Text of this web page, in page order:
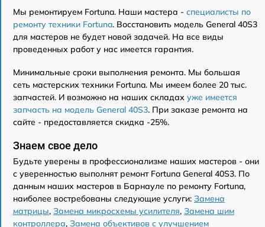
Мы ремонтируем Fortuna. Наши мастера - специалисты по
ремонту техники Fortuna. Восстановить модель General 40S3
для мастеров не будет новой задачей. На все виды
проведенных работ у нас имеется гарантия.
Минимальные сроки выполнения ремонта. Мы большая
сеть мастерских техники Fortuna. Мы имеем более 20 тыс.
запчастей. И возможно на наших складах уже имеется
запчасть на модель General 40S3. При заказе ремонта на
сайте - предоставляется скидка -25%.
Знаем свое дело
Будьте уверены в профессионализме наших мастеров - они
с уверенностью выполнят ремонт Fortuna General 40S3. По
данным наших мастеров в Барнауле по ремонту Fortuna,
наиболее востребованы следующие услуги: Замена
матрицы, Замена микросхемы усилителя, Замена шим
контроллера, Замена объективов с улучшением